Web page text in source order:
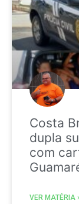
Costa
dupla
com
VER MATÉRIA